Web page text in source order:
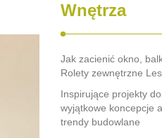
Wnętrza
Jak zacienić okno,
Rolety zewnętrzne
Inspirujące projekty
wyjątkowe koncepcje
trendy budowlane